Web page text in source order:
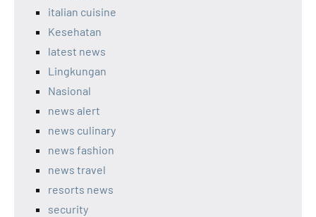
italian cuisine
Kesehatan
latest news
Lingkungan
Nasional
news alert
news culinary
news fashion
news travel
resorts news
security